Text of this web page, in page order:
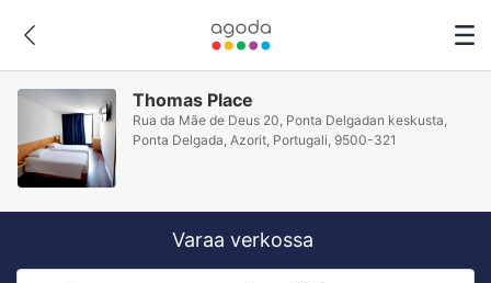
Thomas Place
Rua da Mãe de Deus 20, Ponta Delgadan keskusta,
Ponta Delgada, Azorit, Portugali, 9500-321
Varaa verkossa